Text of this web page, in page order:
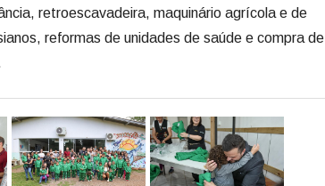
retroescavadeira, maquinário agrícola e de
reformas de unidades de saúde e compra de